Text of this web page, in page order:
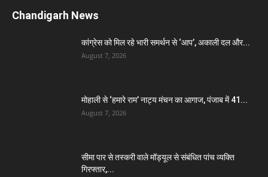
Chandigarh News
कांग्रेस को मिल रहे भारी समर्थन से ‘आप’, अकाली दल और...
August 7, 2026
मोहाली से ‘हमारे राम’ नाट्य मंचन का आगाज, पंजाब में 41...
August 7, 2026
सीमा पार से तस्करी वाले मॉड्यूल से संबंधित पांच व्यक्ति
गिरफ्तार,...